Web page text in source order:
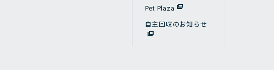
Pet Plaza
自主回収のお知らせ